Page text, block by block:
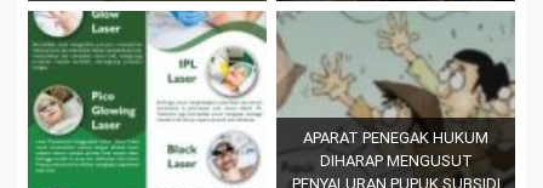
APARAT PENEGAK HUKUM
DIHARAP MENGUSUT
PENYALURAN PUPUK SUBSIDI